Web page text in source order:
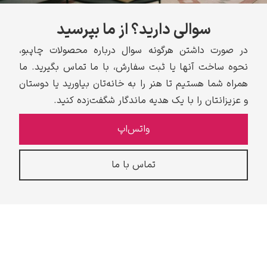
سوالی دارید؟ از ما بپرسید
در صورت داشتن هرگونه سوال درباره محصولات چاپبو،
نحوه ساخت آنها یا ثبت سفارش، با ما تماس بگیرید. ما
همراه شما هستیم تا هنر را به خانه‌تان بیاورید یا دوستان
و عزیزانتان را با یک هدیه ماندگار شگفت‌زده کنید.
واتس‌اپ
تماس با ما